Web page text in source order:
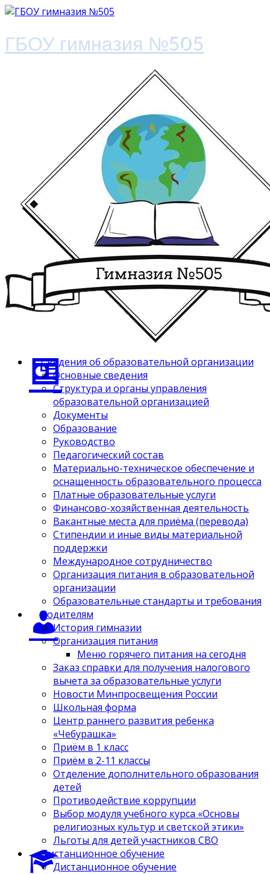
ГБОУ гимназия №505
Сведения об образовательной организации
Основные сведения
Структура и органы управления
образовательной организацией
Документы
Образование
Руководство
Педагогический состав
Материально-техническое обеспечение и
оснащенность образовательного процесса
Платные образовательные услуги
Финансово-хозяйственная деятельность
Вакантные места для приёма (перевода)
Стипендии и иные виды материальной
поддержки
Международное сотрудничество
Организация питания в образовательной
организации
Образовательные стандарты и требования
Родителям
История гимназии
Организация питания
Меню горячего питания на сегодня
Заказ справки для получения налогового
вычета за образовательные услуги
Новости Минпросвещения России
Школьная форма
Центр раннего развития ребенка
«Чебурашка»
Приём в 1 класс
Приём в 2-11 классы
Отделение дополнительного образования
детей
Противодействие коррупции
Выбор модуля учебного курса «Основы
религиозных культур и светской этики»
Льготы для детей участников СВО
Дистанционное обучение
Дистанционное обучение